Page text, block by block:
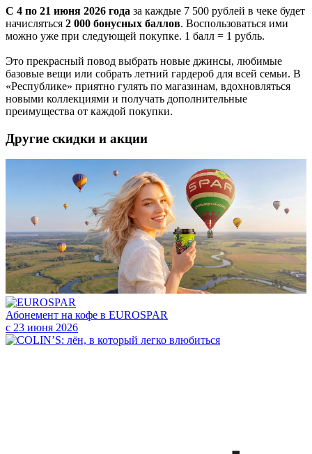
С 4 по 21 июня 2026 года за каждые 7 500 рублей в чеке будет
начисляться 2 000 бонусных баллов. Воспользоваться ими
можно уже при следующей покупке. 1 балл = 1 рубль.
Это прекрасный повод выбрать новые джинсы, любимые
базовые вещи или собрать летний гардероб для всей семьи. В
«Республике» приятно гулять по магазинам, вдохновляться
новыми коллекциями и получать дополнительные
преимущества от каждой покупки.
Другие скидки и акции
Абонемент на кофе в EUROSPAR
с 23 июня 2026